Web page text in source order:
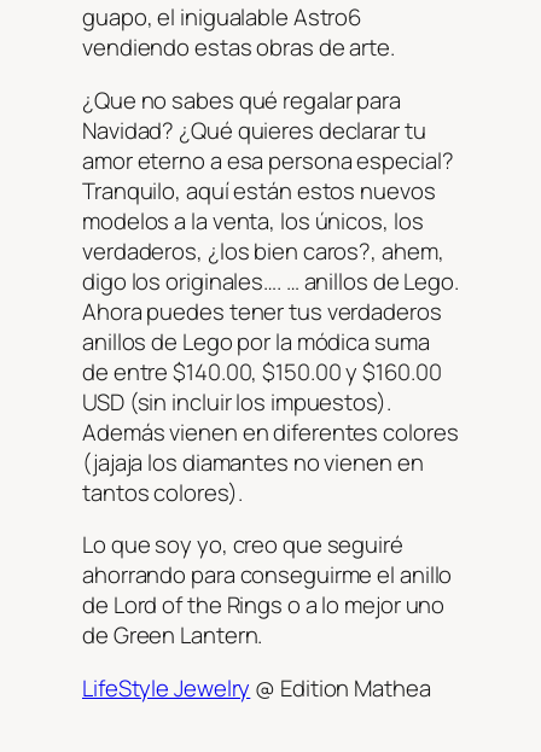
guapo, el inigualable Astro6
vendiendo estas obras de arte.
¿Que no sabes qué regalar para
Navidad? ¿Qué quieres declarar tu
amor eterno a esa persona especial?
Tranquilo, aquí están estos nuevos
modelos a la venta, los únicos, los
verdaderos, ¿los bien caros?, ahem,
digo los originales…. … anillos de Lego.
Ahora puedes tener tus verdaderos
anillos de Lego por la módica suma
de entre $140.00, $150.00 y $160.00
USD (sin incluir los impuestos).
Además vienen en diferentes colores
(jajaja los diamantes no vienen en
tantos colores).
Lo que soy yo, creo que seguiré
ahorrando para conseguirme el anillo
de Lord of the Rings o a lo mejor uno
de Green Lantern.
LifeStyle Jewelry @ Edition Mathea